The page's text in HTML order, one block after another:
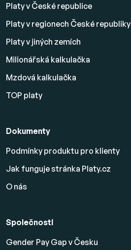
Platy v České republice
Platy v regionech České republiky
Platy v jiných zemích
Milionářská kalkulačka
Mzdová kalkulačka
TOP platy
Dokumenty
Podmínky produktu pro klienty
Jak funguje stránka Platy.cz
O nás
Společnosti
Gender Pay Gap v Česku